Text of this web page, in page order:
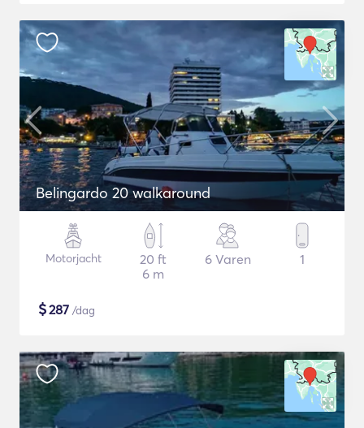
Belingardo 20 walkaround
Motorjacht
20 ft
6 m
6 Varen 1
$287 /dag